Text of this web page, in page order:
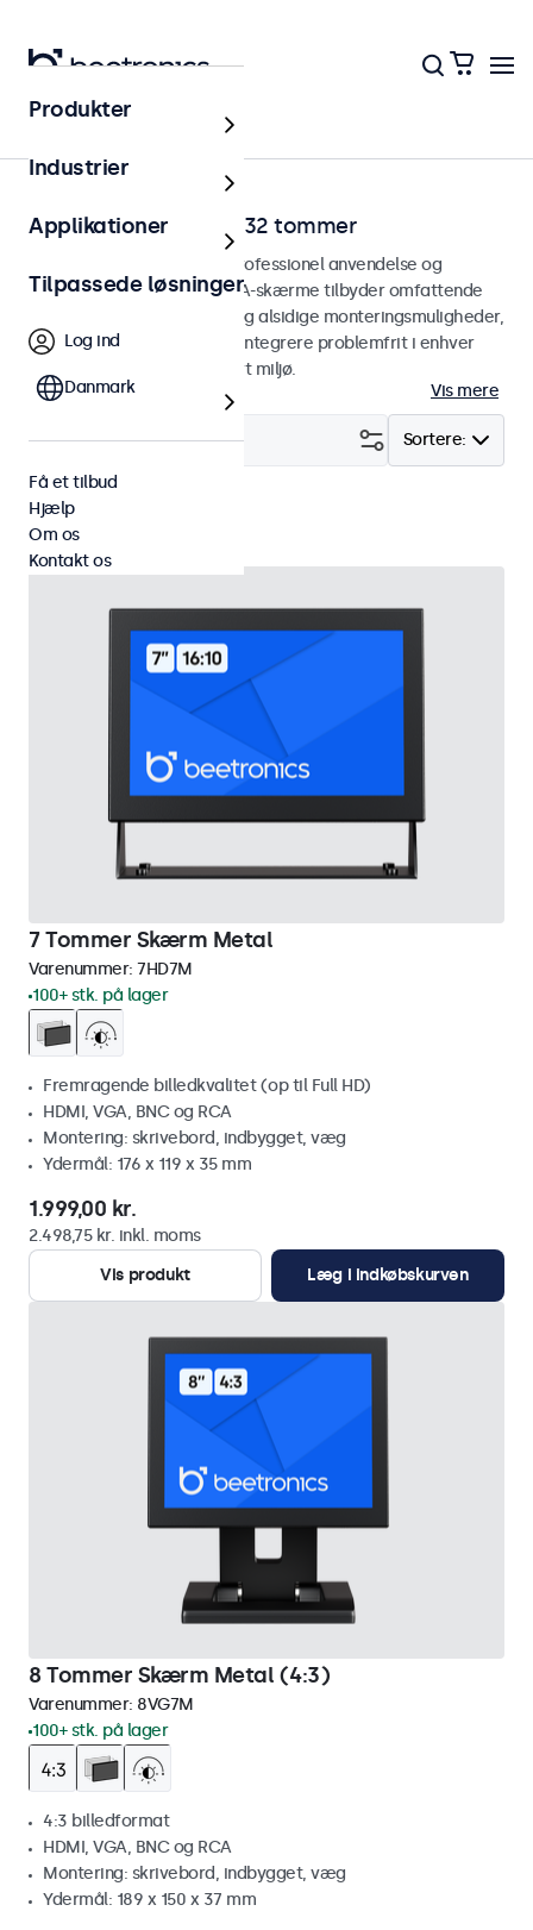
Hjem
VGA-skærme fra 7 til 32 tommer
VGA-skærme designet til professionel anvendelse og
kontinuerlig brug. Vores VGA-skærme tilbyder omfattende
konfigurationsmuligheder og alsidige monteringsmuligheder,
hvilket gør dem nemme at integrere problemfrit i enhver
anvendelsesform og ethvert miljø.
Vis mere
Sortere:
Filter (22)
VGA
7 Tommer Skærm Metal
Varenummer: 7HD7M
100+ stk. på lager
Fremragende billedkvalitet (op til Full HD)
HDMI, VGA, BNC og RCA
Montering: skrivebord, indbygget, væg
Ydermål: 176 x 119 x 35 mm
1.999,00 kr.
2.498,75 kr. inkl. moms
Vis produkt
Læg i indkøbskurven
8 Tommer Skærm Metal (4:3)
Varenummer: 8VG7M
100+ stk. på lager
4:3 billedformat
HDMI, VGA, BNC og RCA
Montering: skrivebord, indbygget, væg
Ydermål: 189 x 150 x 37 mm
Produkter
Industrier
Applikationer
Tilpassede løsninger
Log ind
Danmark
Få et tilbud
Hjælp
Om os
Kontakt os